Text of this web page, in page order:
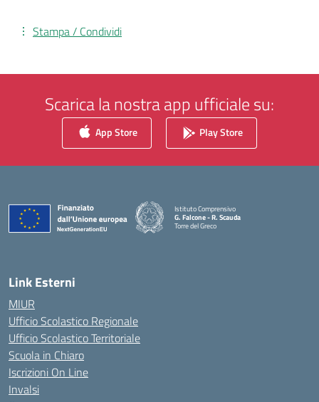
Stampa / Condividi
Scarica la nostra app ufficiale su:
App Store Play Store
Istituto Comprensivo
G. Falcone - R. Scauda
Torre del Greco
Link Esterni
MIUR
Ufficio Scolastico Regionale
Ufficio Scolastico Territoriale
Scuola in Chiaro
Iscrizioni On Line
Invalsi